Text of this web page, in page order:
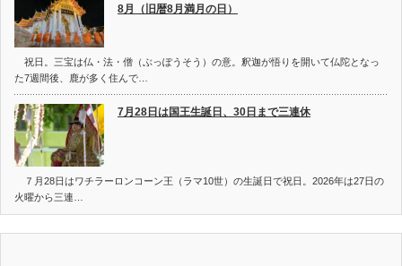
8月（旧暦8月満月の日）
祝日。三宝は仏・法・僧（ぶっぽうそう）の意。釈迦が悟りを開いて仏陀となっ
た7週間後、鹿が多く住んで…
7月28日は国王生誕日、30日まで三連休
７月28日はワチラーロンコーン王（ラマ10世）の生誕日で祝日。2026年は27日の
火曜から三連…